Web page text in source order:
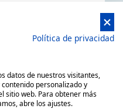
Política de privacidad
datos de nuestros visitantes,
personalizado y
sitio web. Para obtener más
abre los ajustes.